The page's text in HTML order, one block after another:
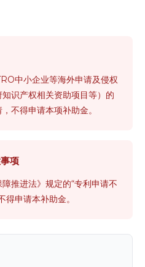
中小企业等海外申请及侵权
识产权相关资助项目等）的
不得申请本项补助金。
项
推进法》规定的“专利申请不
申请本补助金。